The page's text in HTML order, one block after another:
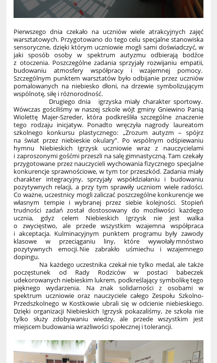
Pierwszego dnia czekało na uczniów wiele atrakcyjnych zajęć
warsztatowych. Przygotowano do tego celu specjalne stanowiska
sensoryczne, dzięki którym uczniowie mogli sami doświadczyć, w
jaki sposób osoby w spektrum autyzmu odbierają bodźce
z otoczenia. Poszczególne zadania sprzyjały rozwijaniu empatii,
budowaniu atmosfery współpracy i wzajemnej pomocy.
Szczególnym punktem warsztatów było odbijanie przez uczniów
pomalowanych na niebiesko dłoni, na drzewie symbolizującym
wspólnotę, siłę i różnorodność.
Drugiego dnia igrzyska miały charakter sportowy.
Wówczas gościliśmy w naszej szkole wójt gminy Gniewino Panią
Wiolettę Majer-Szreder, która podkreśliła szczególne znaczenie
tego rodzaju inicjatyw. Ponadto wręczyła nagrody laureatom
szkolnego konkursu plastycznego: „Zrozum autyzm – spójrz
na świat przez niebieskie okulary”. Po wspólnym odśpiewaniu
hymnu Niebieskich Igrzysk uczniowie wraz z nauczycielami
i zaproszonymi gośćmi przeszli na salę gimnastyczną. Tam czekały
przygotowane przez nauczycieli wychowania fizycznego specjalne
konkurencje sprawnościowe, w tym tor przeszkód. Zadania miały
charakter integracyjny, sprzyjały współdziałaniu i budowaniu
pozytywnych relacji, a przy tym sprawiły uczniom wiele radości.
Co ważne, uczestnicy mogli zaliczać poszczególne konkurencje we
własnym tempie i wybranej przez siebie kolejności. Stopień
trudności zadań został dostosowany do możliwości każdego
ucznia, gdyż celem Niebieskich Igrzysk nie jest walka
o zwycięstwo, ale przede wszystkim wzajemna współpraca
i akceptacja. Kulminacyjnym punktem programu były zawody
klasowe w przeciąganiu liny, które wywołały mnóstwo
pozytywnych emocji. Nie zabrakło uśmiechu i wzajemnego
dopingu.
Na każdego uczestnika czekał nie tylko medal, ale także
poczęstunek od Rady Rodziców w postaci babeczek
udekorowanych niebieskim lukrem, podkreślający symbolikę tego
pięknego wydarzenia. Na znak solidarności z osobami w
spektrum uczniowie oraz nauczyciele całego Zespołu Szkolno-
Przedszkolnego w Kostkowie ubrali się w odcienie niebieskiego.
Dzięki organizacji Niebieskich Igrzysk pokazaliśmy, że szkoła nie
tylko służy zdobywaniu wiedzy, ale przede wszystkim jest
miejscem budowania wrażliwości społecznej i tolerancji.